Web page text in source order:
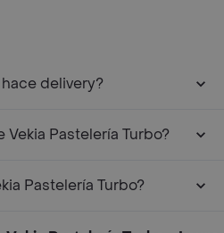
delivery?
Pastelería Turbo?
Pastelería Turbo?